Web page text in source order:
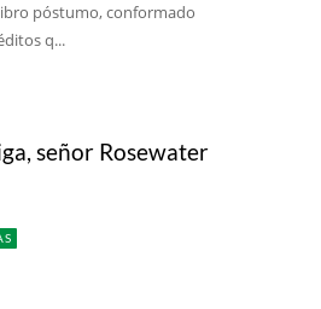
póstumo, conformado
q...
señor Rosewater